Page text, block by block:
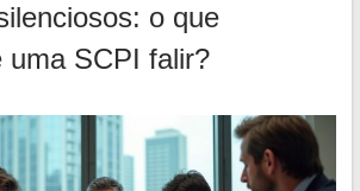
o que
uma SCPI falir?